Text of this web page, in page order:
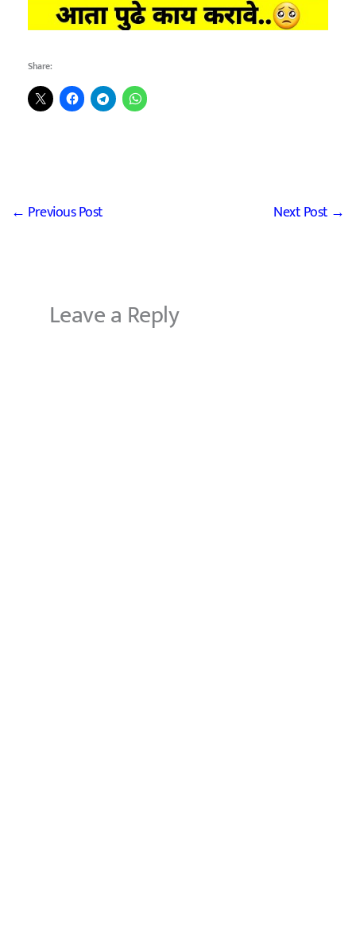
Share:
← Previous Post Next Post →
Leave a Reply